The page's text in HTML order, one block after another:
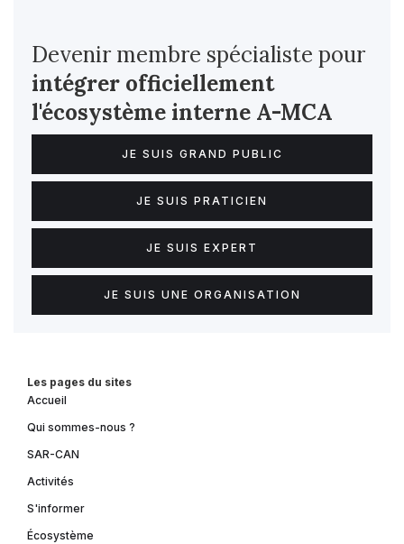
Devenir membre spécialiste pour
intégrer officiellement
l'écosystème interne A-MCA
JE SUIS GRAND PUBLIC
JE SUIS PRATICIEN
JE SUIS EXPERT
JE SUIS UNE ORGANISATION
Les pages du sites
Accueil
Qui sommes-nous ?
SAR-CAN
Activités
S'informer
Écosystème